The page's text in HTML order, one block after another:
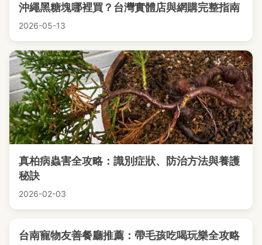
沖繩黑糖塊哪裡買？台灣實體店與網購完整指南
2026-05-13
真柏病蟲害全攻略：識別症狀、防治方法與養護
秘訣
2026-02-03
台南寵物友善餐廳推薦：帶毛孩吃喝玩樂全攻略